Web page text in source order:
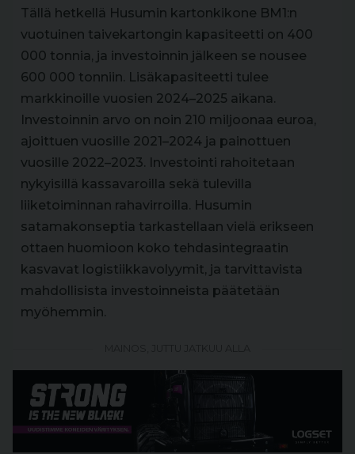
Tällä hetkellä Husumin kartonkikone BM1:n
vuotuinen taivekartongin kapasiteetti on 400
000 tonnia, ja investoinnin jälkeen se nousee
600 000 tonniin. Lisäkapasiteetti tulee
markkinoille vuosien 2024–2025 aikana.
Investoinnin arvo on noin 210 miljoonaa euroa,
ajoittuen vuosille 2021–2024 ja painottuen
vuosille 2022–2023. Investointi rahoitetaan
nykyisillä kassavaroilla sekä tulevilla
liiketoiminnan rahavirroilla. Husumin
satamakonseptia tarkastellaan vielä erikseen
ottaen huomioon koko tehdasintegraatin
kasvavat logistiikkavolyymit, ja tarvittavista
mahdollisista investoinneista päätetään
myöhemmin.